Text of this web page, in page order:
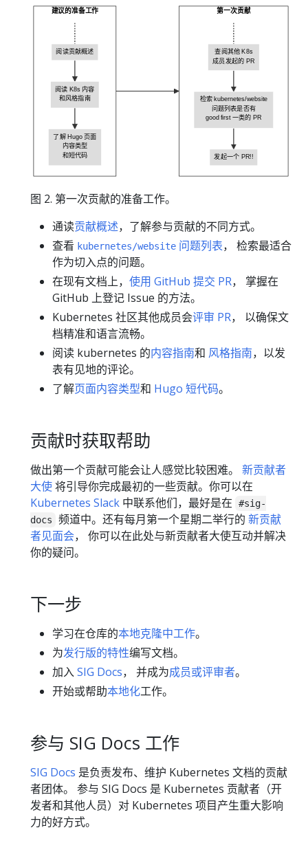
建议的准备工作
阅读 K8s 内容
和风格指南
阅读贡献概述
了解 Hugo 页面
内容类型
和短代码
第一次贡献
发起一个 PR!!
查阅其他 K8s
成员发起的 PR
检索 kubernetes/website
问题列表是否有
good first 一类的 PR
图 2. 第一次贡献的准备工作。
通读贡献概述，了解参与贡献的不同方式。
查看 kubernetes/website 问题列表， 检索最适合
作为切入点的问题。
在现有文档上， 使用 GitHub 提交 PR， 掌握在
GitHub 上登记 Issue 的方法。
Kubernetes 社区其他成员会评审 PR， 以确保文
档精准和语言流畅。
阅读 kubernetes 的内容指南和 风格指南，以发
表有见地的评论。
了解页面内容类型和 Hugo 短代码。
贡献时获取帮助
做出第一个贡献可能会让人感觉比较困难。 新贡献者
大使将引导你完成最初的一些贡献。你可以在
Kubernetes Slack 中联系他们，最好是在
#sig-
docs
频道中。还有每月第一个星期二举行的新贡献
者见面会， 你可以在此处与新贡献者大使互动并解决
你的疑问。
下一步
学习在仓库的本地克隆中工作。
为发行版的特性编写文档。
加入SIG Docs， 并成为成员或评审者。
开始或帮助本地化工作。
参与 SIG Docs 工作
SIG Docs 是负责发布、维护 Kubernetes 文档的贡献
者团体。 参与 SIG Docs 是 Kubernetes 贡献者（开
发者和其他人员）对 Kubernetes 项目产生重大影响
力的好方式。